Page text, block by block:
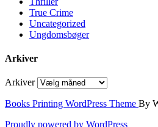
True Crime
Uncategorized
Ungdomsbøger
Arkiver
Arkiver
Books Printing WordPress Theme By
Proudly powered by WordPress